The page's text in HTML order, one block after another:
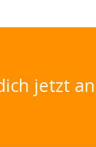
jetzt